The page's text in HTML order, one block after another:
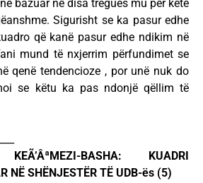
bazuar në disa tregues mu për këtë
Sigurisht se ka pasur edhe
që kanë pasur edhe ndikim në
mund të nxjerrim përfundimet se
qenë tendencioze , por unë nuk do
se këtu ka pas ndonjë qëllim të
KEÃ’ÂªMEZI-BASHA: KUADRI
NË SHËNJESTËR TË UDB-ës (5)